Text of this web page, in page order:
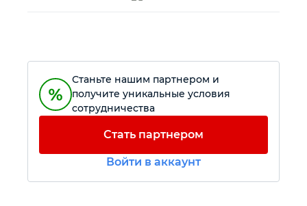
Автомобильный инструмент
Крепежный инструмент
Станьте нашим партнером и
получите уникальные условия
сотрудничества
Стать партнером
Войти в аккаунт